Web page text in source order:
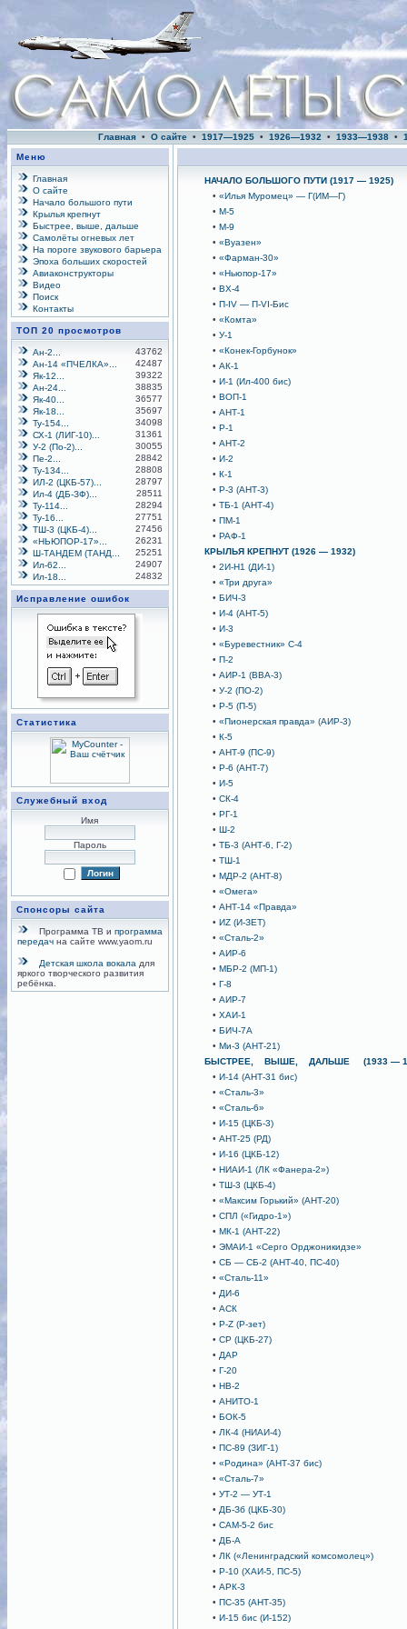
Главная • О сайте • 1917—1925 • 1926—1932 • 1933—1938 •
Меню
Главная
О сайте
Начало большого пути
Крылья крепнут
Быстрее, выше, дальше
Самолёты огневых лет
На пороге звукового барьера
Эпоха больших скоростей
Авиаконструкторы
Видео
Поиск
Контакты
ТОП 20 просмотров
Ан-2...
43762
Ан-14 «ПЧЕЛКА»...
42487
Як-12...
39322
Ан-24...
38835
Як-40...
36577
Як-18...
35697
Ту-154...
34098
СХ-1 (ЛИГ-10)...
31361
У-2 (По-2)...
30055
Пе-2...
28842
Ту-134...
28808
ИЛ-2 (ЦКБ-57)...
28797
Ил-4 (ДБ-ЗФ)...
28511
Ту-114...
28294
Ту-16...
27751
ТШ-3 (ЦКБ-4)...
27456
«НЬЮПОР-17»...
26231
Ш-ТАНДЕМ (ТАНД...
25251
Ил-62...
24907
Ил-18...
24832
Исправление ошибок
Статистика
Служебный вход
Имя
Пароль
Спонсоры сайта
Программа ТВ и программа
передачна сайте www.yaom.ru
Детская школа вокала для
яркого творческого развития
ребёнка.
НАЧАЛО БОЛЬШОГО ПУТИ (1917 — 1925)
• «Илья Муромец» — Г(ИМ—Г)
• М-5
• М-9
• «Вуазен»
• «Фарман-30»
• «Ньюпор-17»
• ВХ-4
• П-IV — П-VI-Бис
• «Комта»
• У-1
• «Конек-Горбунок»
• АК-1
• И-1 (Ил-400 бис)
• ВОП-1
• АНТ-1
• Р-1
• АНТ-2
• И-2
• К-1
• Р-3 (АНТ-3)
• ТБ-1 (АНТ-4)
• ПМ-1
• РАФ-1
КРЫЛЬЯ КРЕПНУТ (1926 — 1932)
• 2И-Н1 (ДИ-1)
• «Три друга»
• БИЧ-3
• И-4 (АНТ-5)
• И-3
• «Буревестник» С-4
• П-2
• АИР-1 (ВВА-3)
• У-2 (ПО-2)
• Р-5 (П-5)
• «Пионерская правда» (АИР-3)
• К-5
• АНТ-9 (ПС-9)
• Р-6 (АНТ-7)
• И-5
• СК-4
• РГ-1
• Ш-2
• ТБ-3 (АНТ-6, Г-2)
• ТШ-1
• МДР-2 (АНТ-8)
• «Омега»
• АНТ-14 «Правда»
• ИZ (И-ЗЕТ)
• «Сталь-2»
• АИР-6
• МБР-2 (МП-1)
• Г-8
• АИР-7
• ХАИ-1
• БИЧ-7А
• Ми-3 (АНТ-21)
БЫСТРЕЕ, ВЫШЕ, ДАЛЬШЕ (1933 —
• И-14 (АНТ-31 бис)
• «Сталь-3»
• «Сталь-6»
• И-15 (ЦКБ-3)
• АНТ-25 (РД)
• И-16 (ЦКБ-12)
• НИАИ-1 (ЛК «Фанера-2»)
• ТШ-3 (ЦКБ-4)
• «Максим Горький» (АНТ-20)
• СПЛ («Гидро-1»)
• МК-1 (АНТ-22)
• ЭМАИ-1 «Серго Орджоникидзе»
• СБ — СБ-2 (АНТ-40, ПС-40)
• «Сталь-11»
• ДИ-6
• АСК
• P-Z (Р-зет)
• CP (ЦКБ-27)
• ДАР
• Г-20
• НВ-2
• АНИТО-1
• БОК-5
• ЛК-4 (НИАИ-4)
• ПС-89 (ЗИГ-1)
• «Родина» (АНТ-37 бис)
• «Сталь-7»
• УТ-2 — УТ-1
• ДБ-Зб (ЦКБ-30)
• САМ-5-2 бис
• ДБ-А
• ЛК («Ленинградский комсомолец»)
• Р-10 (ХАИ-5, ПС-5)
• АРК-3
• ПС-35 (АНТ-35)
• И-15 бис (И-152)